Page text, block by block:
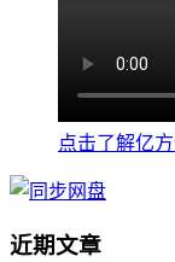
点击了解亿
近期文章